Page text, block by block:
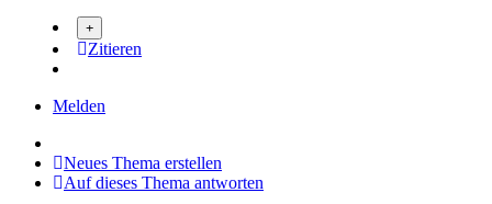
Zitieren
Melden
Neues Thema erstellen
Auf dieses Thema antworten